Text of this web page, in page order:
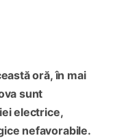
oră, în mai
sunt
electrice,
nefavorabile.